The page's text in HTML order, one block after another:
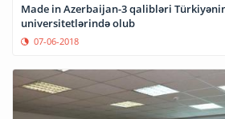
Made in Azerbaijan-3 qalibləri Türkiyənin
universitetlərində olub
07-06-2018